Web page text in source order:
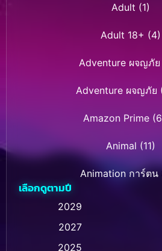
Adult (1)
Adult 18+ (4)
Adventure ผจญภัย
Adventure ผจญภัย
Amazon Prime
Animal (11)
Animation การ์ตูน
Animation การ์ตูน
Animation การ์ตูน
เลือกดูตามปี
2029
2027
2025